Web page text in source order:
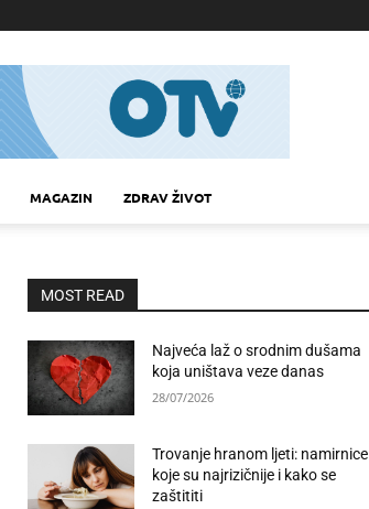
MAGAZIN ZDRAV ŽIVOT
MOST READ
Najveća laž o srodnim dušama
koja uništava veze danas
28/07/2026
Trovanje hranom ljeti: namirnice
koje su najrizičnije i kako se
zaštititi